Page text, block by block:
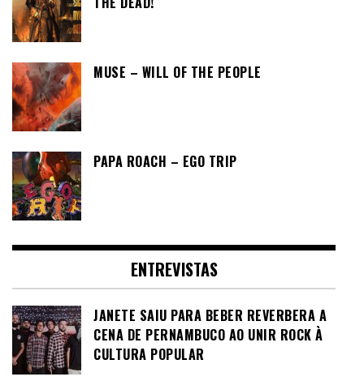
MUSE – WILL OF THE PEOPLE
PAPA ROACH – EGO TRIP
ENTREVISTAS
JANETE SAIU PARA BEBER REVERBERA A
CENA DE PERNAMBUCO AO UNIR ROCK À
CULTURA POPULAR